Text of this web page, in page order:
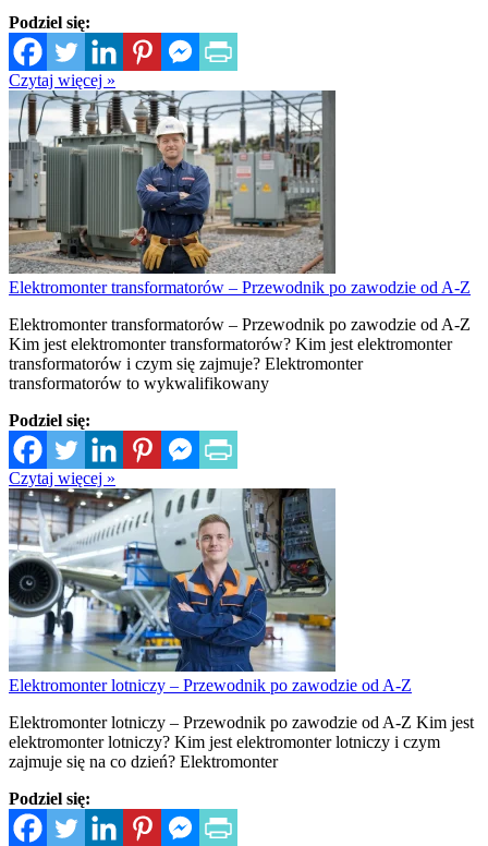
Podziel się:
Czytaj więcej »
Elektromonter transformatorów – Przewodnik po zawodzie od A-Z
Elektromonter transformatorów – Przewodnik po zawodzie od A-Z
Kim jest elektromonter transformatorów? Kim jest elektromonter
transformatorów i czym się zajmuje? Elektromonter
transformatorów to wykwalifikowany
Podziel się:
Czytaj więcej »
Elektromonter lotniczy – Przewodnik po zawodzie od A-Z
Elektromonter lotniczy – Przewodnik po zawodzie od A-Z Kim jest
elektromonter lotniczy? Kim jest elektromonter lotniczy i czym
zajmuje się na co dzień? Elektromonter
Podziel się: